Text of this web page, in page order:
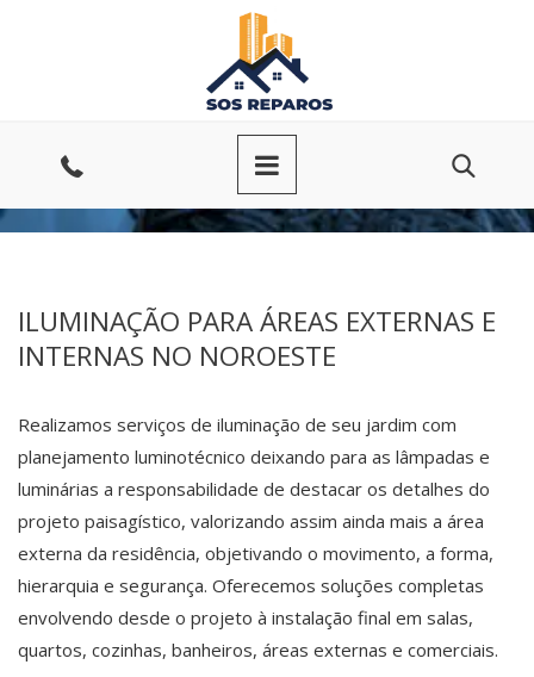
ILUMINAÇÃO PARA ÁREAS EXTERNAS E
INTERNAS NO NOROESTE
Realizamos serviços de iluminação de seu jardim com
planejamento luminotécnico deixando para as lâmpadas e
luminárias a responsabilidade de destacar os detalhes do
projeto paisagístico, valorizando assim ainda mais a área
externa da residência, objetivando o movimento, a forma,
hierarquia e segurança. Oferecemos soluções completas
envolvendo desde o projeto à instalação final em salas,
quartos, cozinhas, banheiros, áreas externas e comerciais.